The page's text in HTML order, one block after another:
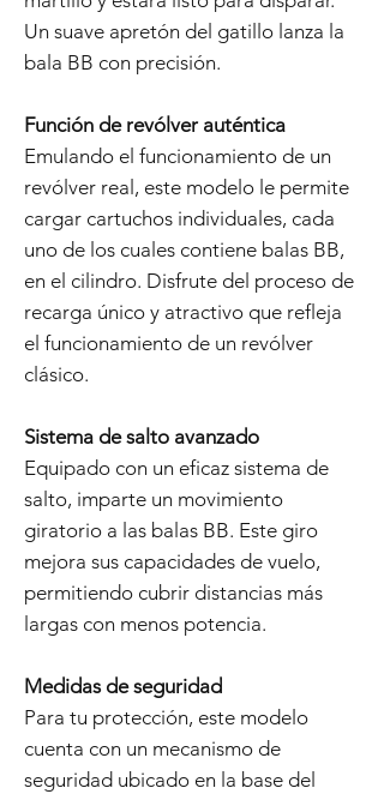
Un suave apretón del gatillo lanza la
bala BB con precisión.
Función de revólver auténtica
Emulando el funcionamiento de un
revólver real, este modelo le permite
cargar cartuchos individuales, cada
uno de los cuales contiene balas BB,
en el cilindro. Disfrute del proceso de
recarga único y atractivo que refleja
el funcionamiento de un revólver
clásico.
Sistema de salto avanzado
Equipado con un eficaz sistema de
salto, imparte un movimiento
giratorio a las balas BB. Este giro
mejora sus capacidades de vuelo,
permitiendo cubrir distancias más
largas con menos potencia.
Medidas de seguridad
Para tu protección, este modelo
cuenta con un mecanismo de
seguridad ubicado en la base del